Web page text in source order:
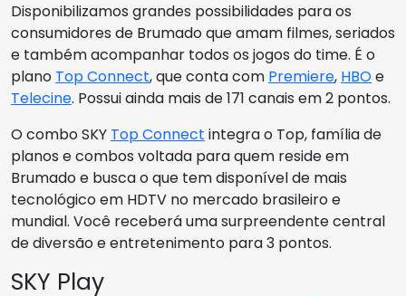
Disponibilizamos grandes possibilidades para os
consumidores de Brumado que amam filmes, seriados
e também acompanhar todos os jogos do time. É o
plano Top Connect, que conta com Premiere, HBOe
Telecine. Possui ainda mais de 171 canais em 2 pontos.
O combo SKY Top Connect integra o Top, família de
planos e combos voltada para quem reside em
Brumado e busca o que tem disponível de mais
tecnológico em HDTV no mercado brasileiro e
mundial. Você receberá uma surpreendente central
de diversão e entretenimento para 3 pontos.
SKY Play